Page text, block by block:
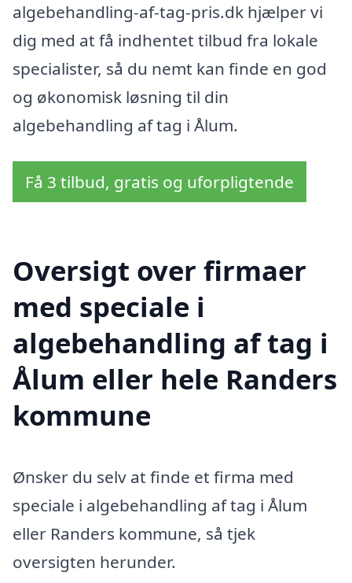
algebehandling-af-tag-pris.dk hjælper vi
dig med at få indhentet tilbud fra lokale
specialister, så du nemt kan finde en god
og økonomisk løsning til din
algebehandling af tag i Ålum.
Få 3 tilbud, gratis og uforpligtende
Oversigt over firmaer
med speciale i
algebehandling af tag i
Ålum eller hele Randers
kommune
Ønsker du selv at finde et firma med
speciale i algebehandling af tag i Ålum
eller Randers kommune, så tjek
oversigten herunder.